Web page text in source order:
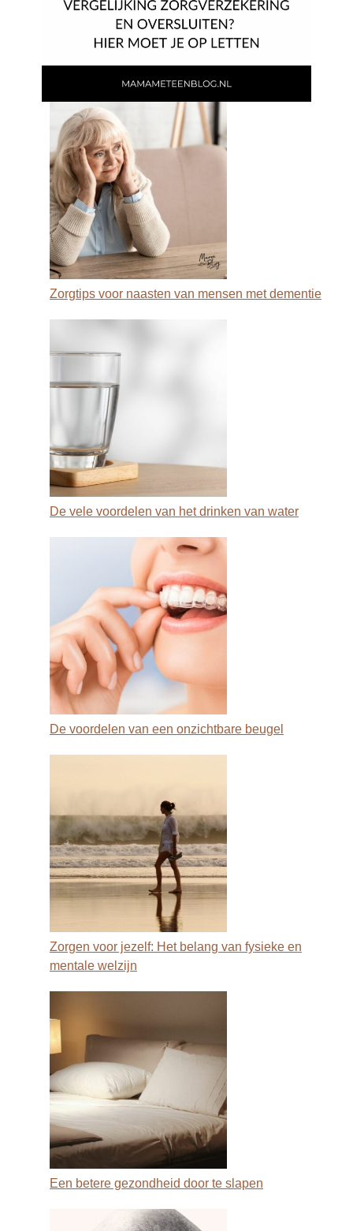
Zorgtips voor naasten van mensen met dementie
De vele voordelen van het drinken van water
De voordelen van een onzichtbare beugel
Zorgen voor jezelf: Het belang van fysieke en
mentale welzijn
Een betere gezondheid door te slapen